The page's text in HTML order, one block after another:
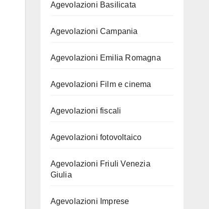
Agevolazioni Basilicata
Agevolazioni Campania
Agevolazioni Emilia Romagna
Agevolazioni Film e cinema
Agevolazioni fiscali
Agevolazioni fotovoltaico
Agevolazioni Friuli Venezia
Giulia
Agevolazioni Imprese